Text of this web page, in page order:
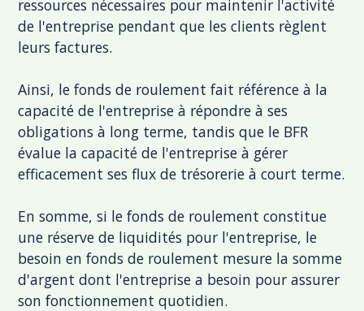
ressources nécessaires pour maintenir l'activité
de l'entreprise pendant que les clients règlent
leurs factures.
Ainsi, le fonds de roulement fait référence à la
capacité de l'entreprise à répondre à ses
obligations à long terme, tandis que le BFR
évalue la capacité de l'entreprise à gérer
efficacement ses flux de trésorerie à court terme.
En somme, si le fonds de roulement constitue
une réserve de liquidités pour l'entreprise, le
besoin en fonds de roulement mesure la somme
d'argent dont l'entreprise a besoin pour assurer
son fonctionnement quotidien.